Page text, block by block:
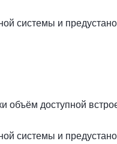
системы и
объём доступной
системы и